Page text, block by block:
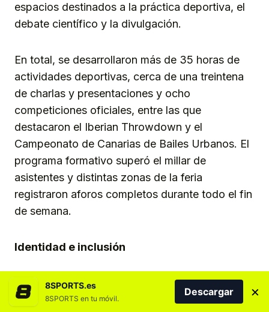
espacios destinados a la práctica deportiva, el
debate científico y la divulgación.
En total, se desarrollaron más de 35 horas de
actividades deportivas, cerca de una treintena
de charlas y presentaciones y ocho
competiciones oficiales, entre las que
destacaron el Iberian Throwdown y el
Campeonato de Canarias de Bailes Urbanos. El
programa formativo superó el millar de
asistentes y distintas zonas de la feria
registraron aforos completos durante todo el fin
de semana.
Identidad e inclusión
La feria volvió a dedicar un espacio destacado
a los deportes autóctonos y tradicionales, con
8SPORTS.es
8SPORTS en tu móvil.
Descargar ×